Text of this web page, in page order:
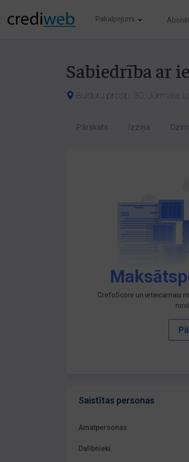
Pakalpojumi Abonēt
Sabiedrība ar
Bulduru prosp. 30, Jūrmala,
Pārskats Izziņa
CrefoScore un ieteicamais
Saistītas personas
Amatpersonas
Dalībnieki